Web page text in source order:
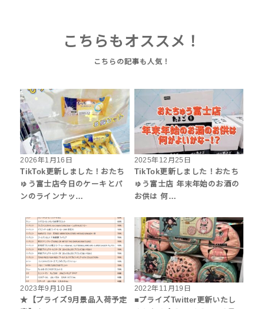
こちらもオススメ！
2026年1月16日
TikTok更新しました！おたち
ゅう富士店今日のケーキとパ
ンのラインナッ…
2025年12月25日
TikTok更新しました！おたち
ゅう富士店 年末年始のお酒の
お供は 何…
2023年9月10日
★【プライズ9月景品入荷予定
2022年11月19日
■プライズTwitter更新いたし